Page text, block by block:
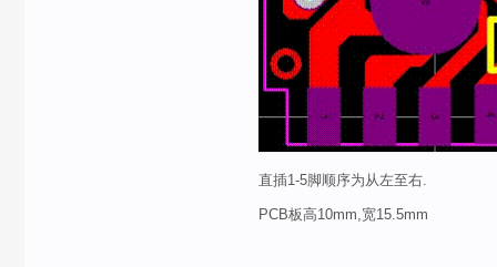
直插1-5脚顺序为从左至右.
PCB板高10mm,宽15.5mm